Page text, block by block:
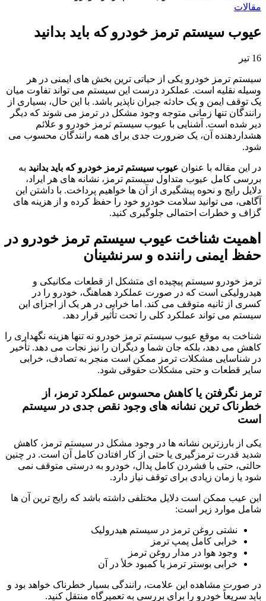
مقالات
عیوب سیستم ترمز خودرو که باید بدانید
16 تیر
سیستم ترمز خودرو یکی از حیاتی ترین بخش های ایمنی در هر
وسیله نقلیه است. عملکرد درست این سیستم می تواند تفاوت میان
یک توقف ایمن و یک حادثه جبران ناپذیر باشد. با این حال، بسیاری از
رانندگان تنها زمانی متوجه وجود مشکل در ترمز می شوند که دیگر
دیر شده است. آشنایی با عیوب سیستم ترمز خودرو و علائم
هشداردهنده آن، یک ضرورت جدی برای همه رانندگان محسوب می
شود.
در این مقاله با عنوان عیوب سیستم ترمز خودرو که باید بدانید به
بررسی کامل عیوب متداول سیستم ترمز، نشانه های هر ایراد،
دلایل رایج و نحوه پیشگیری از آن ها خواهیم پرداخت. با داشتن این
آگاهی، می توانید سلامت خودرو خود را حفظ کرده و از هزینه های
گزاف و خطرات احتمالی جلوگیری کنید.
اهمیت شناخت عیوب سیستم ترمز خودرو در
حفظ ایمنی راننده و سرنشینان
ترمز خودرو سیستم پیچیده ای متشکل از قطعات مکانیکی و
هیدرولیکی است که در صورت عملکرد هماهنگ، خودرو را در
کسری از ثانیه متوقف می کند. اما خرابی در هر یک از اجزای این
سیستم می تواند عملکرد کلی را تحت تأثیر قرار دهد.
شناخت به موقع عیوب سیستم ترمز خودرو نه تنها هزینه نگهداری را
کاهش می دهد، بلکه جان شما و دیگران را نیز نجات می دهد. تأخیر
در شناسایی مشکلات ترمز ممکن است منجر به تصادف، خرابی
سایر قطعات و حتی مشکلات حقوقی شود.
ترمز نگرفتن یا کاهش محسوس عملکرد ترمز، از
خطرناک ترین نشانه های وجود نقص جدی در سیستم
است
یکی از بارزترین نشانه ها در وجود مشکل در سیستم ترمز، کاهش
شدید قدرت ترمزگیری یا حتی از کار افتادن کامل آن است. در چنین
حالتی، حتی با فشردن کامل پدال، خودرو به درستی متوقف نمی
شود یا زمان زیادی برای توقف نیاز دارد.
این عیب ممکن است دلایل مختلفی داشته باشد که رایج ترین آن ها
شامل موارد زیر است:
نشتی روغن ترمز در سیستم هیدرولیک
خرابی کامل پمپ ترمز
وجود هوا در مدار روغن ترمز
خرابی بوستر ترمز یا کمبود خلأ در آن
در صورت مشاهده این علامت، رانندگی بسیار خطرناک خواهد بود و
باید سریعاً خودرو را برای بررسی به تعمیرگاه منتقل کنید.